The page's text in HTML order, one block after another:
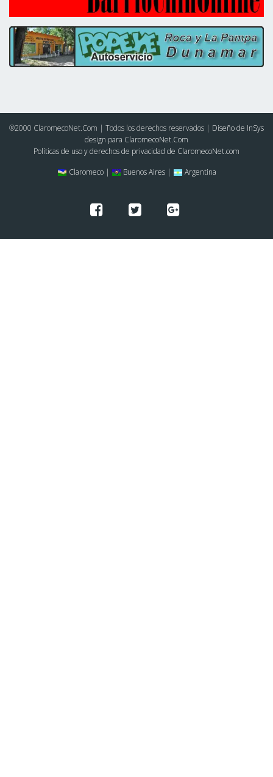
®2000 ClaromecoNet.Com | Todos los derechos reservados | Diseño de InSys
design para ClaromecoNet.Com
Políticas de uso y derechos de privacidad de ClaromecoNet.com
Claromeco |
Buenos Aires | Argentina